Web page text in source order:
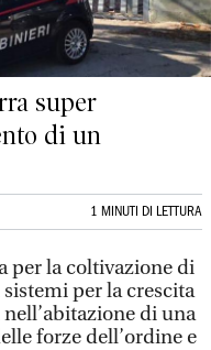
super
di un
1 MINUTI DI LETTURA
per la coltivazione di
per la crescita
di una
forze dell’ordine e